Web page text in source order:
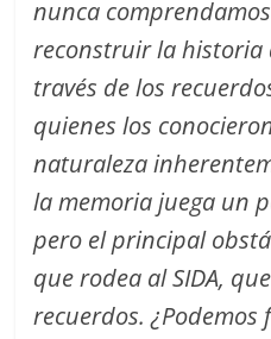
nunca
reconstruir la historia
través de los
quienes los
naturaleza
la memoria juega un
pero el principal
que rodea al SIDA,
recuerdos.